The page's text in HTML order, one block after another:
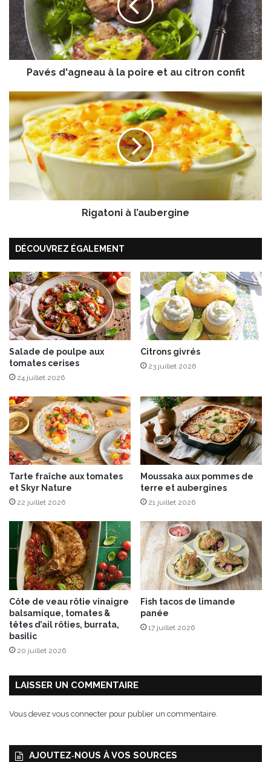
'
a
g
a
à
l
p
r
t
u
c
i
t
r
o
n
c
o
n
i
t
Pavés d'agneau à la poire et au citron confit
R
g
a
o
à
a
b
e
r
g
i
n
e
Rigatoni à l’aubergine
DÉCOUVREZ ÉGALEMENT
Salade de poulpe aux
tomates cerises
24 juillet 2026
Citrons givrés
23 juillet 2026
Tarte fraîche aux tomates
et Skyr Nature
22 juillet 2026
Moussaka aux pommes de
terre et aubergines
21 juillet 2026
Côte de veau rôtie vinaigre
balsamique, tomates &
têtes d’ail rôties, burrata,
basilic
20 juillet 2026
Fish tacos de limande
panée
17 juillet 2026
LAISSER UN COMMENTAIRE
Vous devez vous connecter pour publier un commentaire.
AJOUTEZ‑NOUS À VOS SOURCES